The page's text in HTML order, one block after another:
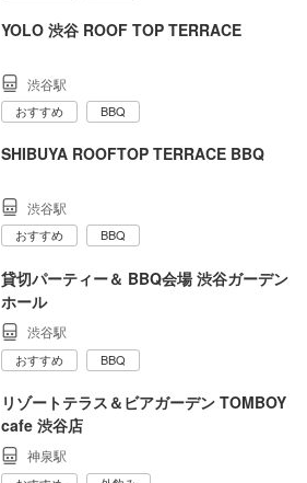
YOLO 渋谷 ROOF TOP TERRACE
渋谷駅
おすすめ BBQ
SHIBUYA ROOFTOP TERRACE BBQ
渋谷駅
おすすめ BBQ
貸切パーティー＆ BBQ会場 渋谷ガーデン
ホール
渋谷駅
おすすめ BBQ
リゾートテラス＆ビアガーデン TOMBOY
cafe 渋谷店
神泉駅